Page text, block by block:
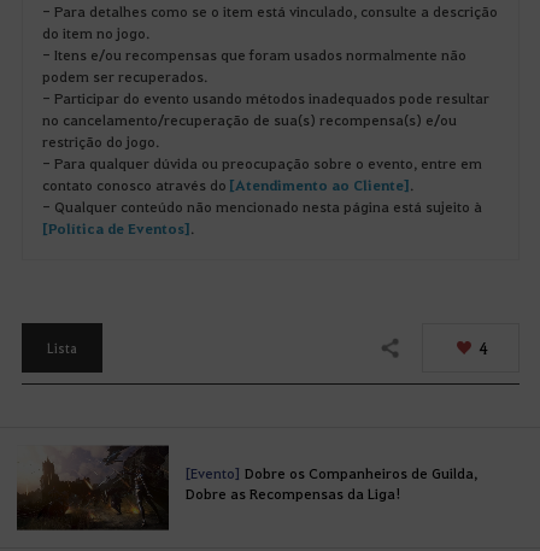
- Para detalhes como se o item está vinculado, consulte a descrição
do item no jogo.
- Itens e/ou recompensas que foram usados normalmente não
podem ser recuperados.
- Participar do evento usando métodos inadequados pode resultar
no cancelamento/recuperação de sua(s) recompensa(s) e/ou
restrição do jogo.
- Para qualquer dúvida ou preocupação sobre o evento, entre em
contato conosco através do [Atendimento ao Cliente].
- Qualquer conteúdo não mencionado nesta página está sujeito à
[Política de Eventos].
Lista Compartilhar 4
[Evento] Dobre os Companheiros de Guilda,
Dobre as Recompensas da Liga!